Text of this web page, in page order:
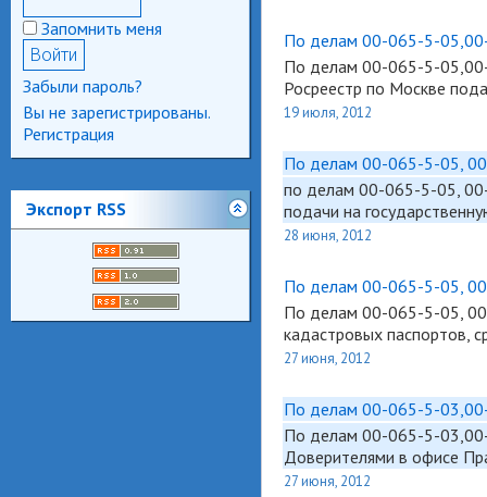
Запомнить меня
Забыли пароль?
Вы не зарегистрированы.
Регистрация
Экспорт RSS
По делам 00-065-5-05,00-
По делам 00-065-5-
Росреестр по Москве
19 июля, 2012
По делам 00-065-5-05,
по делам 00-065-5-05,
подачи на
28 июня, 2012
По делам 00-065-5-05,
По делам 00-065-5-05,
кадастровых паспортов,
27 июня, 2012
По делам 00-065-5-
По делам 00-065-5-
Доверителями в офисе
27 июня, 2012